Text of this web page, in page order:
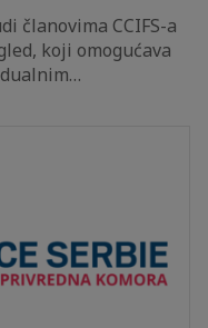
članovima CCIFS-a
koji omogućava